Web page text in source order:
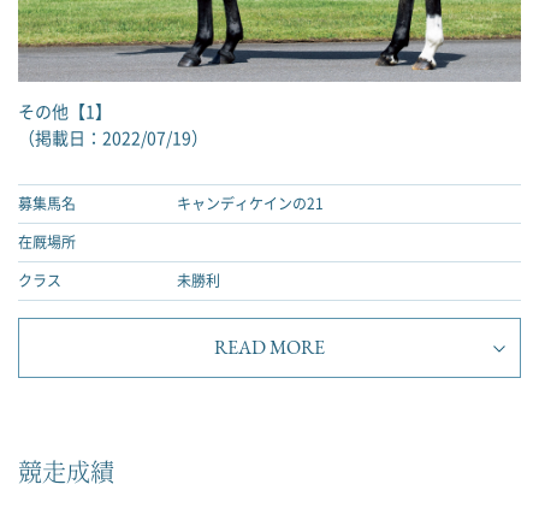
その他【1】
（掲載日：2022/07/19）
募集馬名
キャンディケインの21
在厩場所
クラス
未勝利
READ MORE
競走成績